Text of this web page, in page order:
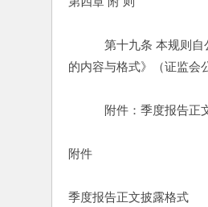
第十九条 本规则自公
的内容与格式》（证监会
附件：季度报告正文
附件
季度报告正文披露格式